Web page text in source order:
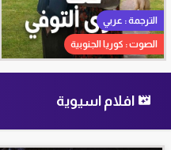
الترجمة : عربي
الصوت : كوريا الجنوبية
افلام اسيوية